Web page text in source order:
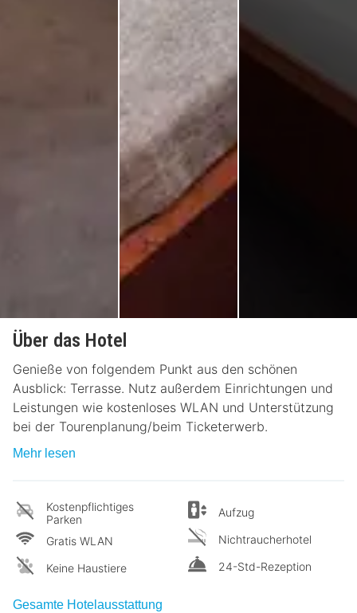
Über das Hotel
Genieße von folgendem Punkt aus den schönen
Ausblick: Terrasse. Nutz außerdem Einrichtungen und
Leistungen wie kostenloses WLAN und Unterstützung
bei der Tourenplanung/beim Ticketerwerb.
Mehr lesen
Kostenpflichtiges
Parken
Gratis WLAN
Keine Haustiere
Aufzug
Nichtraucherhotel
24-Std-Rezeption
Gesamte Hotelausstattung